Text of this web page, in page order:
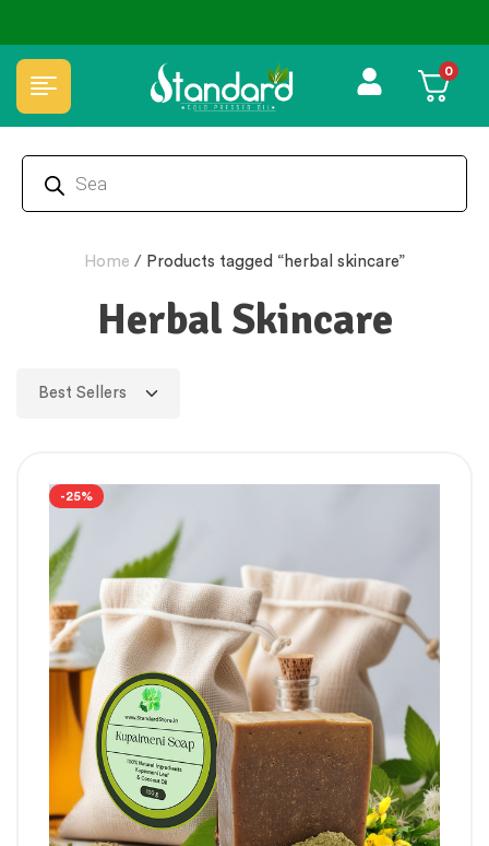
🏆 100% Natural & Chemical Free🌿Wood pressed oils 0
Home / Products tagged “herbal skincare”
Herbal Skincare
-25%